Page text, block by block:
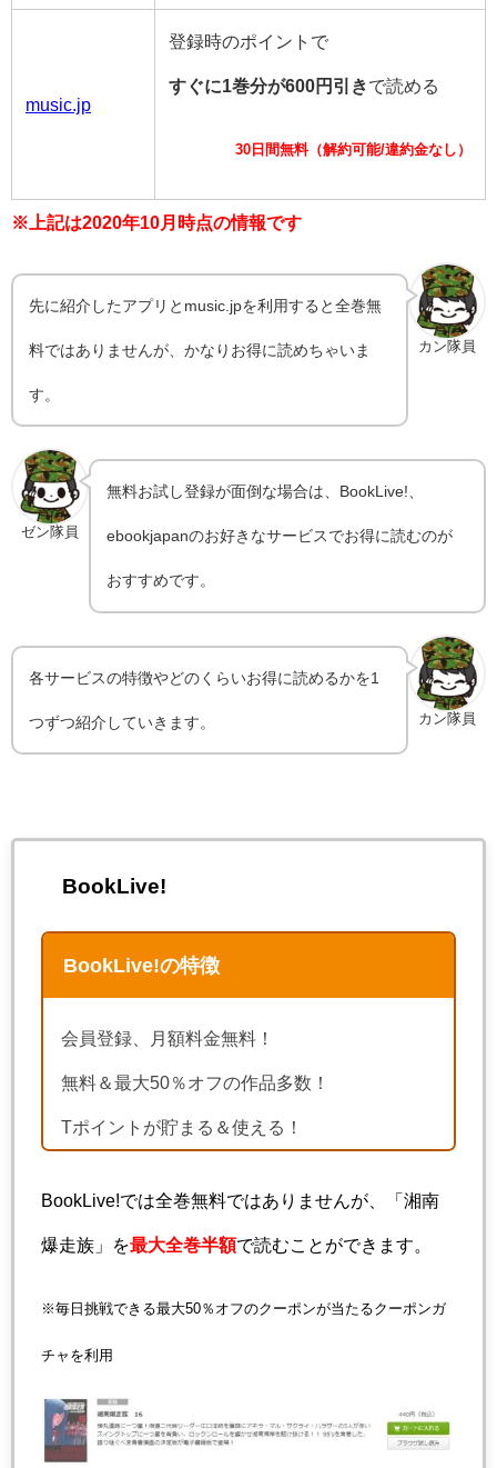
music.jp
登録時のポイントで
すぐに1巻分が600円引きで読める
30日間無料（解約可能/違約金なし）
※上記は2020年10月時点の情報です
カン隊員
先に紹介したアプリとmusic.jpを利用すると全巻無
料ではありませんが、かなりお得に読めちゃいま
す。
ゼン隊員
無料お試し登録が面倒な場合は、BookLive!、
ebookjapanのお好きなサービスでお得に読むのが
おすすめです。
カン隊員
各サービスの特徴やどのくらいお得に読めるかを1
つずつ紹介していきます。
BookLive!
BookLive!の特徴
会員登録、月額料金無料！
無料＆最大50％オフの作品多数！
Tポイントが貯まる＆使える！
BookLive!では全巻無料ではありませんが、「湘南
爆走族」を最大全巻半額で読むことができます。
※毎日挑戦できる最大50％オフのクーポンが当たるクーポンガ
チャを利用